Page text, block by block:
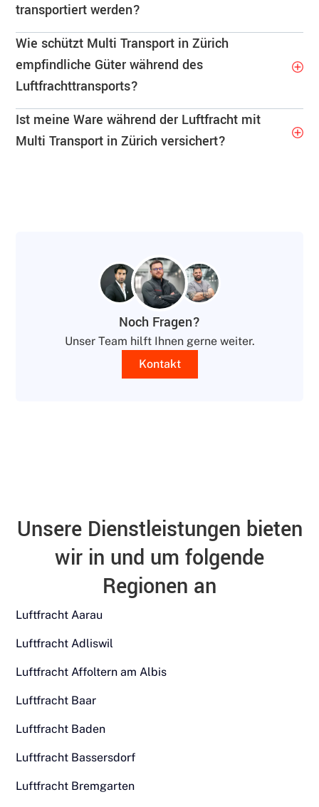
transportiert werden?
Wie schützt Multi Transport in Zürich
empfindliche Güter während des
Luftfrachttransports?
Ist meine Ware während der Luftfracht mit
Multi Transport in Zürich versichert?
Noch Fragen?
Unser Team hilft Ihnen gerne weiter.
Kontakt
Unsere Dienstleistungen bieten
wir in und um folgende
Regionen an
Luftfracht Aarau
Luftfracht Adliswil
Luftfracht Affoltern am Albis
Luftfracht Baar
Luftfracht Baden
Luftfracht Bassersdorf
Luftfracht Bremgarten